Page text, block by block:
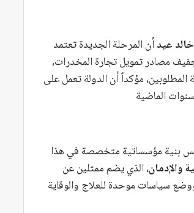
عيدأن المرحلة الجديدة تعتمد
مصادر تمويل تجارة المخدرات،
مؤكداً أن الدولة تعمل على
الماضية
بنية مؤسساتية متخصصة في هذا
والإدمان، الذي يضم ممثلين عن
سياسات موحدة للعلاج والوقاية